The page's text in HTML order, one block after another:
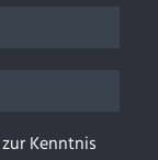
zur Kenntnis